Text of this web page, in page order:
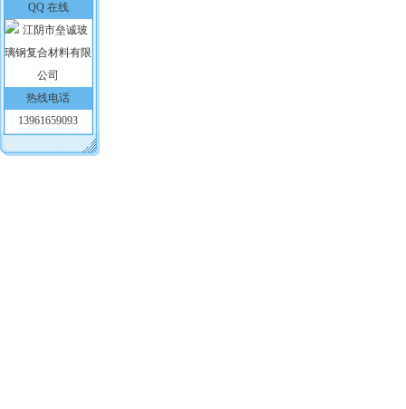
QQ 在线
热线电话
13961659093